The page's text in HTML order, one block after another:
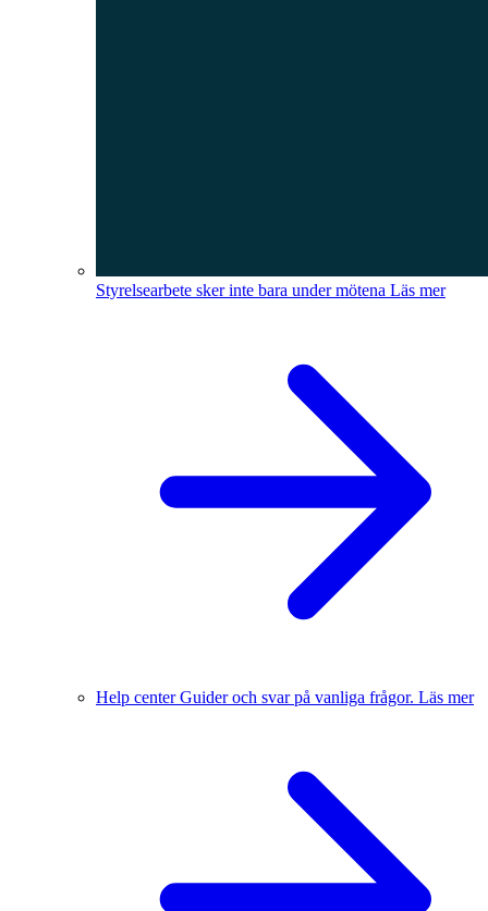
Styrelsearbete sker inte bara under mötena Läs mer
Help centerGuider och svar på vanliga frågor. Läs mer